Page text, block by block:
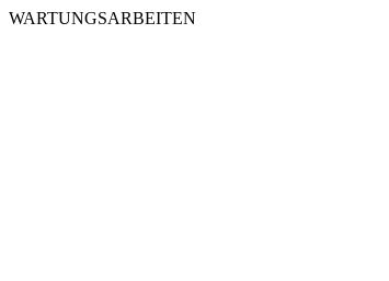
WARTUNGSARBEITEN